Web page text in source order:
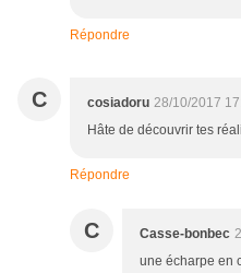
Répondre
C cosiadoru 28/10/2017
Hâte de découvrir tes
Répondre
C Casse-bonbec
une écharpe en